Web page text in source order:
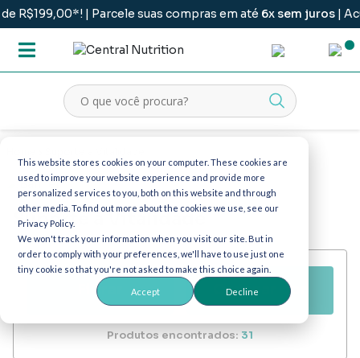
This website stores cookies on your computer. These cookies are
used to improve your website experience and provide more
personalized services to you, both on this website and through
other media. To find out more about the cookies we use, see our
Privacy Policy.
We won't track your information when you visit our site. But in
order to comply with your preferences, we'll have to use just one
tiny cookie so that you're not asked to make this choice again.
Accept Decline
| Parcele suas compras em até6x sem juros| Acumule
Suporte à Vitalidade
Produtos encontrados: 31
Filtrar